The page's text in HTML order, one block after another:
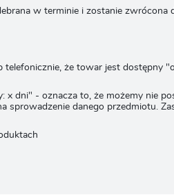
w terminie i zostanie zwrócona
telefonicznie, że towar jest dostępny
x dni" - oznacza to, że możemy nie
sprowadzenie danego przedmiotu.